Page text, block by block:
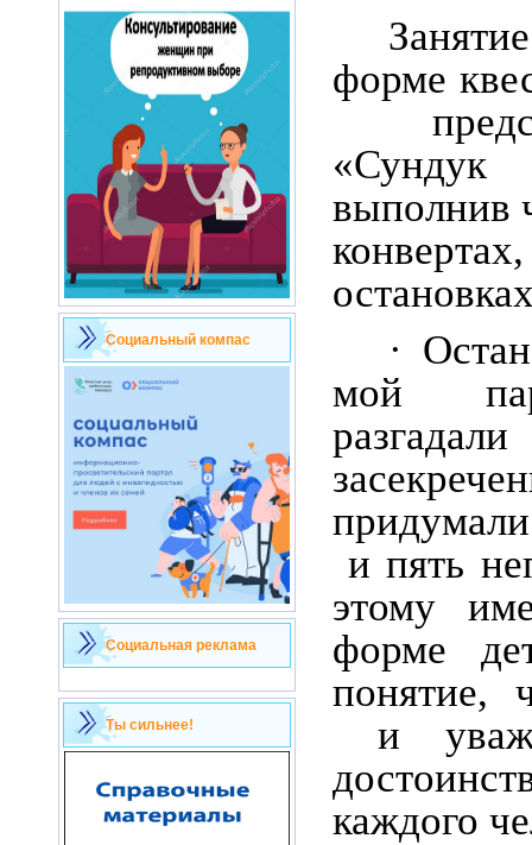
Социальный компас
Социальная реклама
Ты сильнее!
форме
выполнив
·
мой
и пять
этому
форме
понятие,
и
каждого